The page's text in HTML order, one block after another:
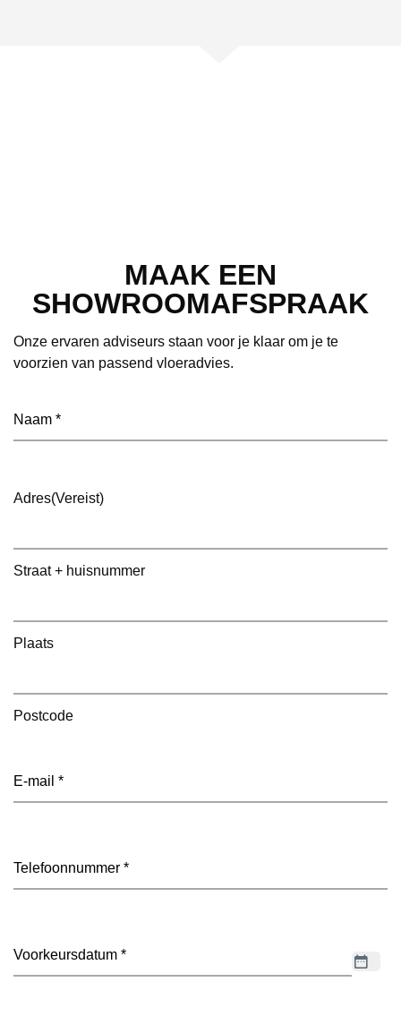
MAAK EEN
SHOWROOMAFSPRAAK
Onze ervaren adviseurs staan voor je klaar om je te
voorzien van passend vloeradvies.
Naam (Vereist)
Adres(Vereist)
Straat + huisnummer
Plaats
Postcode
E-
Telefoon
Datum (Vereist)